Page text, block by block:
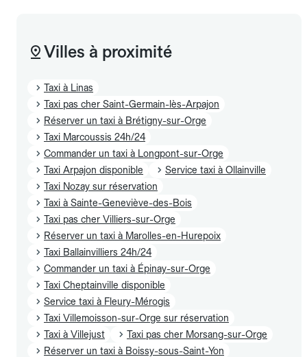
Villes à proximité
Taxi à Linas
Taxi pas cher Saint-Germain-lès-Arpajon
Réserver un taxi à Brétigny-sur-Orge
Taxi Marcoussis 24h/24
Commander un taxi à Longpont-sur-Orge
Taxi Arpajon disponible
Service taxi à Ollainville
Taxi Nozay sur réservation
Taxi à Sainte-Geneviève-des-Bois
Taxi pas cher Villiers-sur-Orge
Réserver un taxi à Marolles-en-Hurepoix
Taxi Ballainvilliers 24h/24
Commander un taxi à Épinay-sur-Orge
Taxi Cheptainville disponible
Service taxi à Fleury-Mérogis
Taxi Villemoisson-sur-Orge sur réservation
Taxi à Villejust
Taxi pas cher Morsang-sur-Orge
Réserver un taxi à Boissy-sous-Saint-Yon